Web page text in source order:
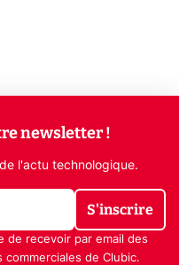
newsletter !
l'actu technologique.
S'inscrire
de recevoir par email des
de Clubic.